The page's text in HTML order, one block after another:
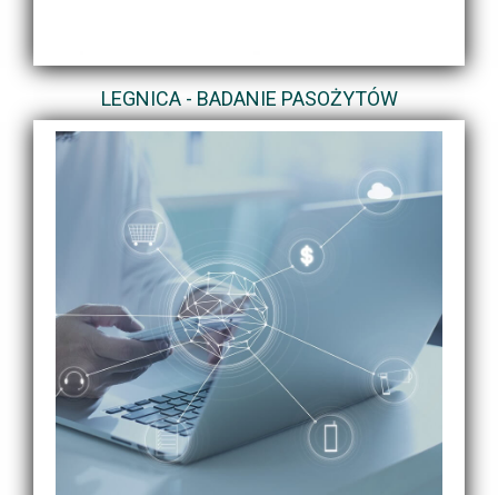
LEGNICA - BADANIE PASOŻYTÓW